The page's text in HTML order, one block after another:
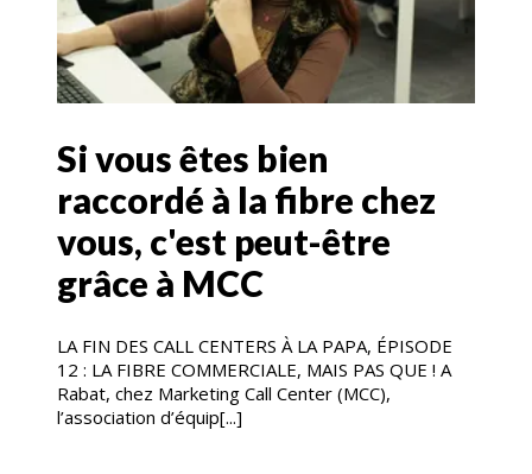
Si vous êtes bien
raccordé à la fibre chez
vous, c'est peut-être
grâce à MCC
LA FIN DES CALL CENTERS À LA PAPA, ÉPISODE
12 : LA FIBRE COMMERCIALE, MAIS PAS QUE ! A
Rabat, chez Marketing Call Center (MCC),
l’association d’équip[...]